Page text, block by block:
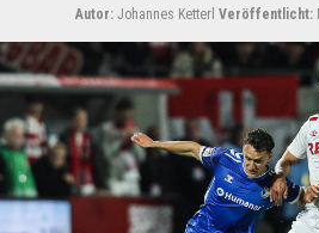
Autor: Johannes Ketterl Veröffentlicht: